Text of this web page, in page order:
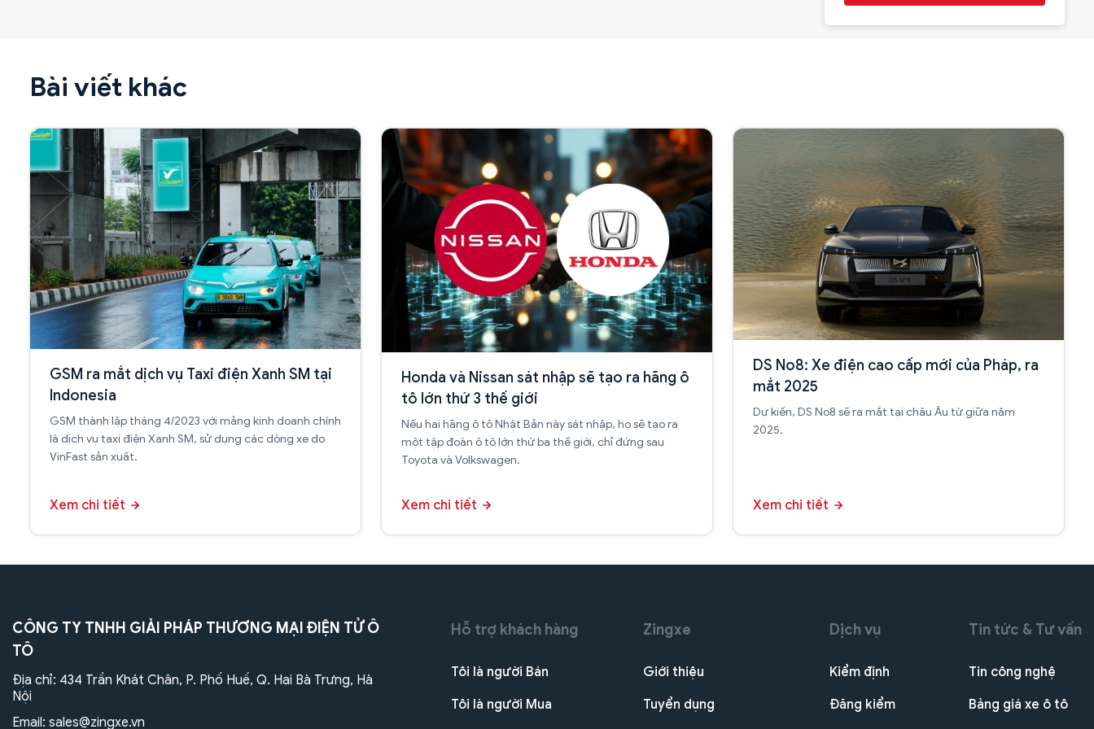
Bài viết khác
GSM ra mắt dịch vụ Taxi điện Xanh SM tại
Indonesia
GSM thành lập tháng 4/2023 với mảng kinh doanh chính
là dịch vụ taxi điện Xanh SM, sử dụng các dòng xe do
VinFast sản xuất.
Xem chi tiết
Honda và Nissan sát nhập sẽ tạo ra hãng ô
tô lớn thứ 3 thế giới
Nếu hai hãng ô tô Nhật Bản này sát nhập, họ sẽ tạo ra
một tập đoàn ô tô lớn thứ ba thế giới, chỉ đứng sau
Toyota và Volkswagen.
Xem chi tiết
DS No8: Xe điện cao cấp mới của Pháp, ra
mắt 2025
Dự kiến, DS No8 sẽ ra mắt tại châu Âu từ giữa năm
2025.
Xem chi tiết
CÔNG TY TNHH GIẢI PHÁP THƯƠNG MẠI ĐIỆN TỬ Ô
TÔ
Địa chỉ: 434 Trần Khát Chân, P. Phố Huế, Q. Hai Bà Trưng, Hà
Nội
Email: sales@zingxe.vn
Hỗ trợ khách hàng
Tôi là người Bán
Tôi là người Mua
Zingxe
Giới thiệu
Tuyển dụng
Dịch vụ
Kiểm định
Đăng kiểm
Tin tức & Tư vấn
Tin công nghệ
Bảng giá xe ô tô